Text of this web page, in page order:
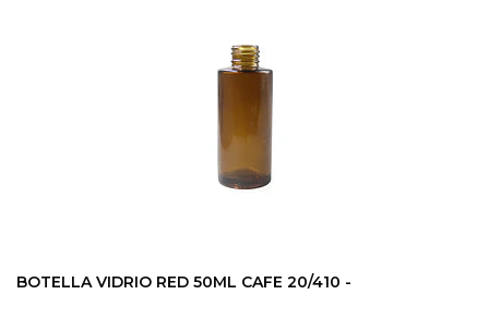
BOTELLA VIDRIO RED 50ML CAFE 20/410 -